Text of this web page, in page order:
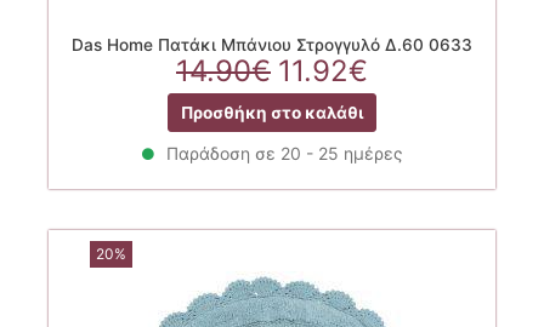
Das Home Πατάκι Μπάνιου Στρογγυλό Δ.60 0633
14.90€ Original
price
was:
14.90€.
11.92€
τρέχουσα
τιμή
είναι:
Προσθήκη στο καλάθι
Παράδοση σε 20 - 25 ημέρες
20%